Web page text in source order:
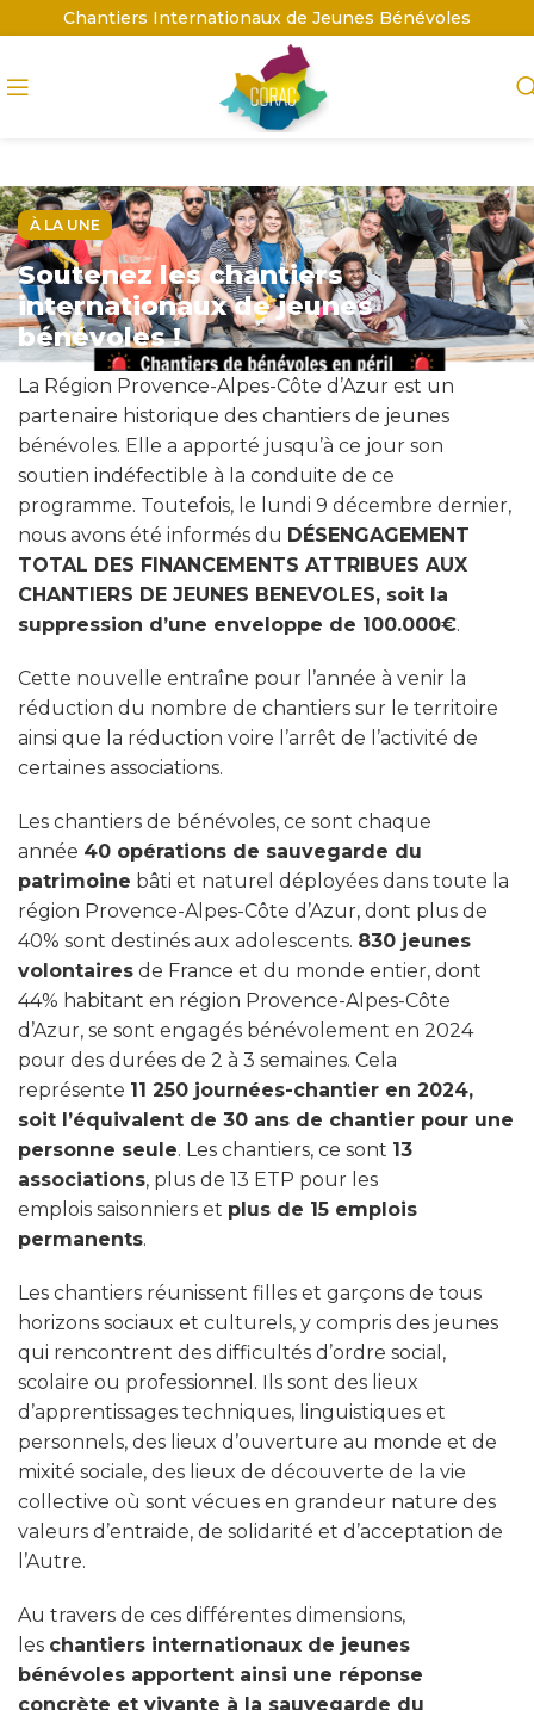
Chantiers Internationaux de Jeunes Bénévoles
À LA UNE
Soutenez les chantiers
internationaux de jeunes
bénévoles !
La Région Provence-Alpes-Côte d’Azur est un
partenaire historique des chantiers de jeunes
bénévoles. Elle a apporté jusqu’à ce jour son
soutien indéfectible à la conduite de ce
programme. Toutefois, le lundi 9 décembre dernier,
nous avons été informés du DÉSENGAGEMENT
TOTAL DES FINANCEMENTS ATTRIBUES AUX
CHANTIERS DE JEUNES BENEVOLES, soit la
suppression d’une enveloppe de 100.000€.
Cette nouvelle entraîne pour l’année à venir la
réduction du nombre de chantiers sur le territoire
ainsi que la réduction voire l’arrêt de l’activité de
certaines associations.
Les chantiers de bénévoles, ce sont chaque
année 40 opérations de sauvegarde du
patrimoine bâti et naturel déployées dans toute la
région Provence-Alpes-Côte d’Azur, dont plus de
40% sont destinés aux adolescents. 830 jeunes
volontaires de France et du monde entier, dont
44% habitant en région Provence-Alpes-Côte
d’Azur, se sont engagés bénévolement en 2024
pour des durées de 2 à 3 semaines. Cela
représente 11 250 journées-chantier en 2024,
soit l’équivalent de 30 ans de chantier pour une
personne seule. Les chantiers, ce sont 13
associations, plus de 13 ETP pour les
emplois saisonniers et plus de 15 emplois
permanents.
Les chantiers réunissent filles et garçons de tous
horizons sociaux et culturels, y compris des jeunes
qui rencontrent des difficultés d’ordre social,
scolaire ou professionnel. Ils sont des lieux
d’apprentissages techniques, linguistiques et
personnels, des lieux d’ouverture au monde et de
mixité sociale, des lieux de découverte de la vie
collective où sont vécues en grandeur nature des
valeurs d’entraide, de solidarité et d’acceptation de
l’Autre.
Au travers de ces différentes dimensions,
les chantiers internationaux de jeunes
bénévoles apportent ainsi une réponse
concrète et vivante à la sauvegarde du